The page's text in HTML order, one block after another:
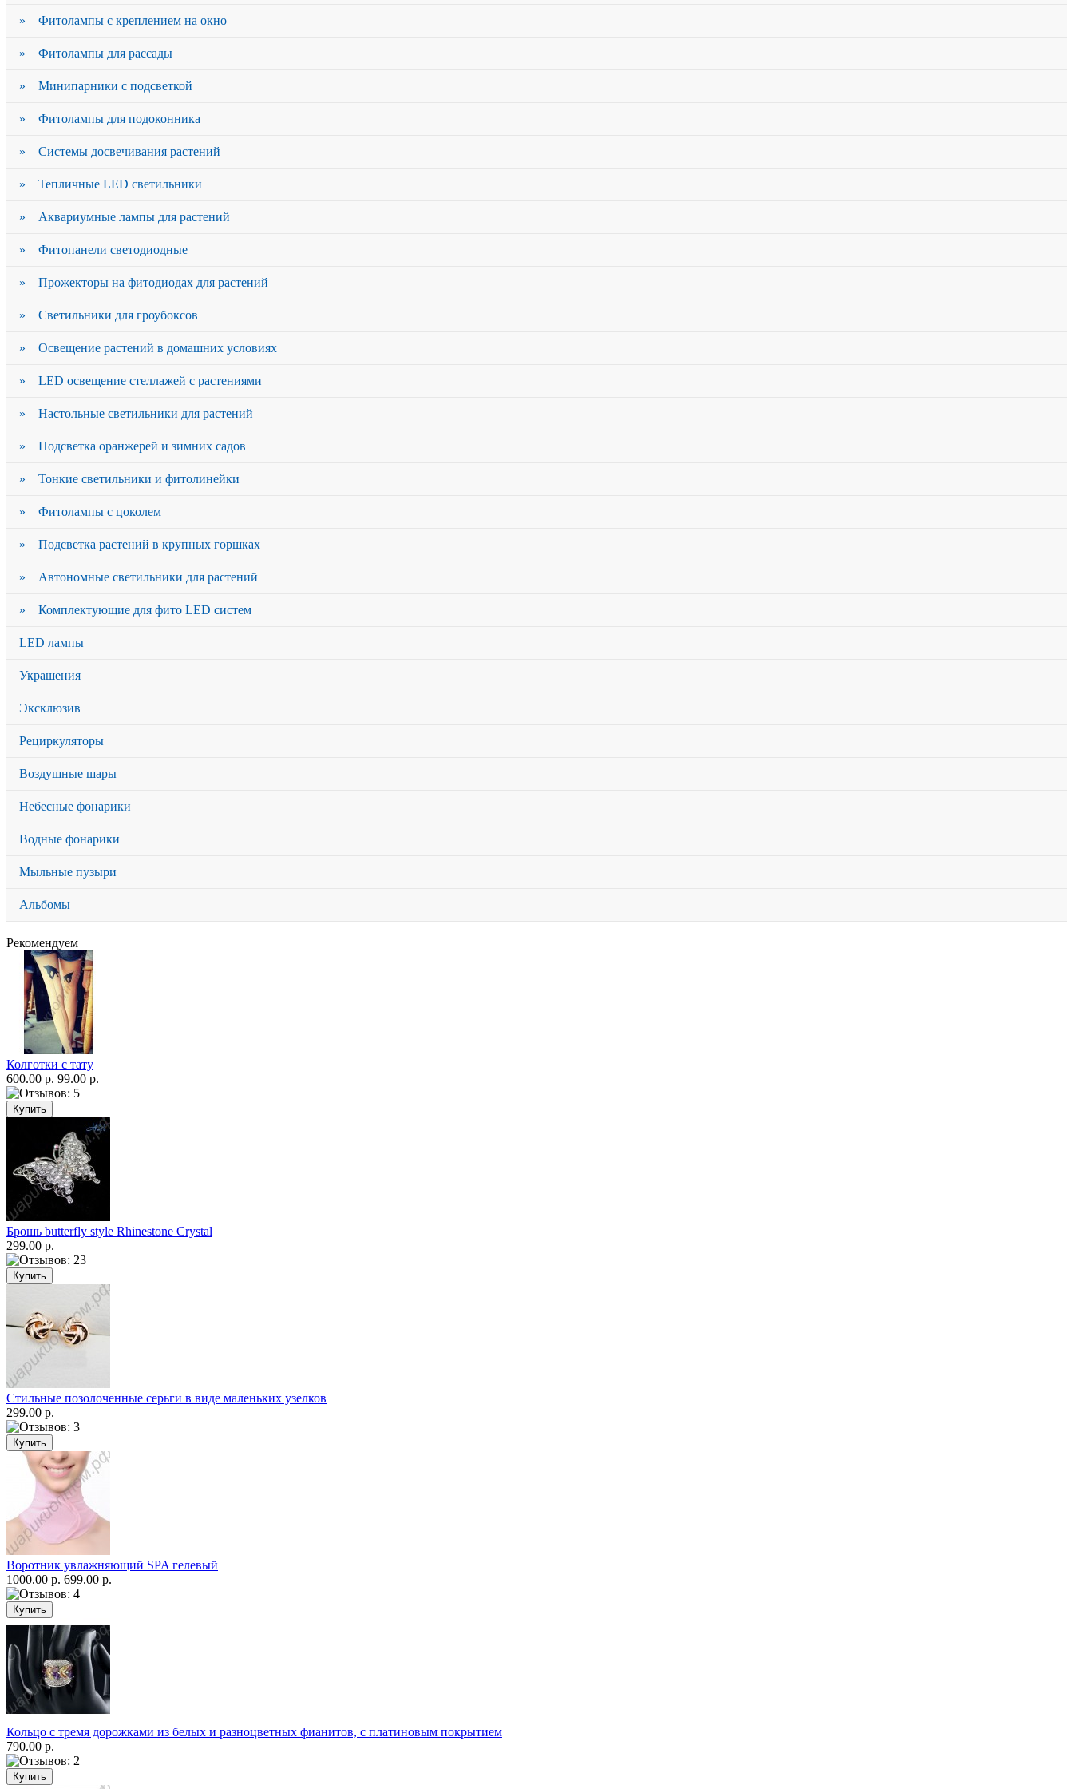
» Фитолампы с креплением на окно
» Фитолампы для рассады
» Минипарники с подсветкой
» Фитолампы для подоконника
» Системы досвечивания растений
» Тепличные LED светильники
» Аквариумные лампы для растений
» Фитопанели светодиодные
» Прожекторы на фитодиодах для растений
» Светильники для гроубоксов
» Освещение растений в домашних условиях
» LED освещение стеллажей с растениями
» Настольные светильники для растений
» Подсветка оранжерей и зимних садов
» Тонкие светильники и фитолинейки
» Фитолампы с цоколем
» Подсветка растений в крупных горшках
» Автономные светильники для растений
» Комплектующие для фито LED систем
LED лампы
Украшения
Эксклюзив
Рециркуляторы
Воздушные шары
Небесные фонарики
Водные фонарики
Мыльные пузыри
Альбомы
Рекомендуем
Колготки с тату
600.00 р. 99.00 р.
Брошь butterfly style Rhinestone Crystal
299.00 р.
Стильные позолоченные серьги в виде маленьких узелков
299.00 р.
Воротник увлажняющий SPA гелевый
1000.00 р. 699.00 р.
Кольцо с тремя дорожками из белых и разноцветных фианитов, с платиновым покрытием
790.00 р.